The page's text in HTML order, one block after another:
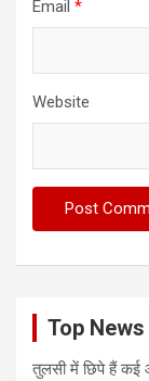
Email *
Website
Top News
तुलसी में छिपे हैं कई